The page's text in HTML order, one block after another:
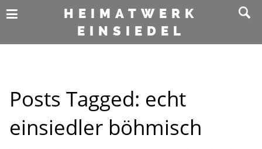
HEIMATWERK
EINSIEDEL
Posts Tagged: echt
einsiedler böhmisch